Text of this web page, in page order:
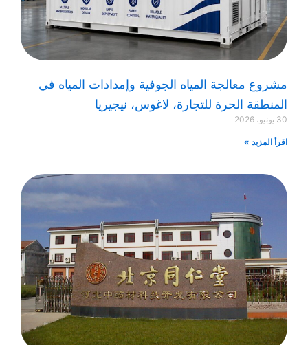
مشروع معالجة المياه الجوفية وإمدادات المياه في
المنطقة الحرة للتجارة، لاغوس، نيجيريا
30 يونيو، 2026
اقرأ المزيد »